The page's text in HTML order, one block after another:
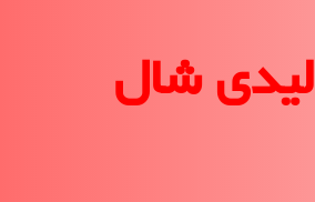
لیدی شال